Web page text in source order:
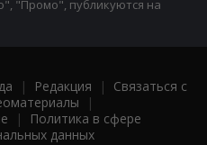
"Промо", публикуются на
| Редакция | Связаться с
|
|
Политика в сфере
данных